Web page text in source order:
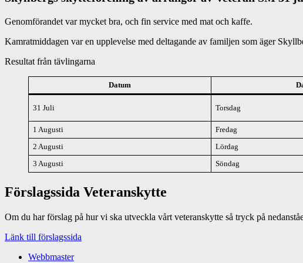
Genomförandet var mycket bra, och fin service med mat och kaffe.
Kamratmiddagen var en upplevelse med deltagande av familjen som äger
Resultat från tävlingarna
Datum
31 Juli Torsdag
1 Augusti
Fredag
2 Augusti
Lördag
3 Augusti
Söndag
Förslagssida Veteranskytte
Om du har förslag på hur vi ska utveckla vårt veteranskytte så tryck på
Länk till förslagssida
Webbmaster